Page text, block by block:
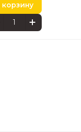
корзину